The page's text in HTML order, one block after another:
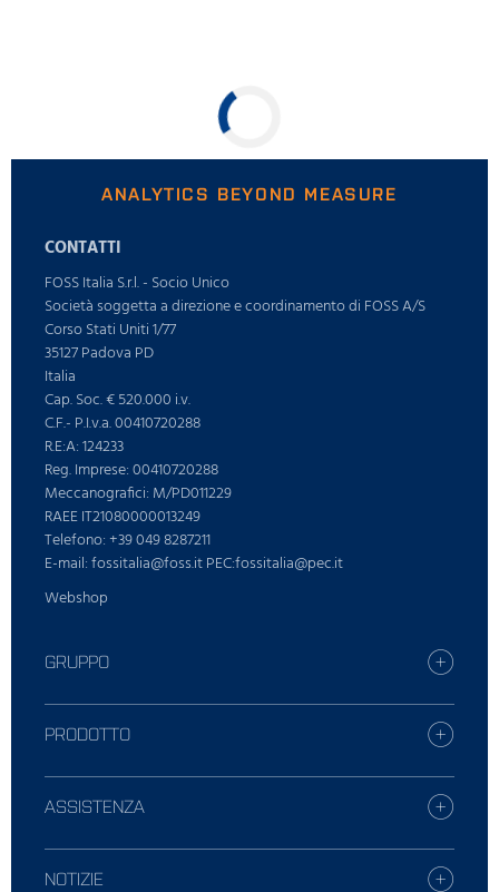
ANALYTICS BEYOND MEASURE
CONTATTI
FOSS Italia S.r.l. - Socio Unico
Società soggetta a direzione e coordinamento di FOSS A/S
Corso Stati Uniti 1/77
35127 Padova PD
Italia
Cap. Soc. € 520.000 i.v.
C.F.- P.I.v.a. 00410720288
R.E:A: 124233
Reg. Imprese: 00410720288
Meccanografici: M/PD011229
RAEE IT21080000013249
Telefono: +39 049 8287211
E-mail: fossitalia@foss.it PEC:fossitalia@pec.it
Webshop
GRUPPO
Carriera
Trova la tua fliale FOSS
Sostenibilitá
FOSS Chi siamo
PRODOTTO
Tutte le soluzioni
Servizi digitali
Mangimi e foraggi
Analisi chimiche
ASSISTENZA
SmartCare
Contattate L'Assistenza locale
NOTIZIE